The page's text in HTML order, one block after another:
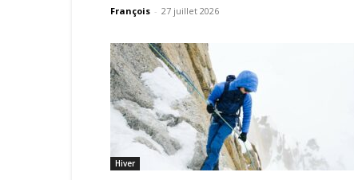
François - 27 juillet 2026
Hiver